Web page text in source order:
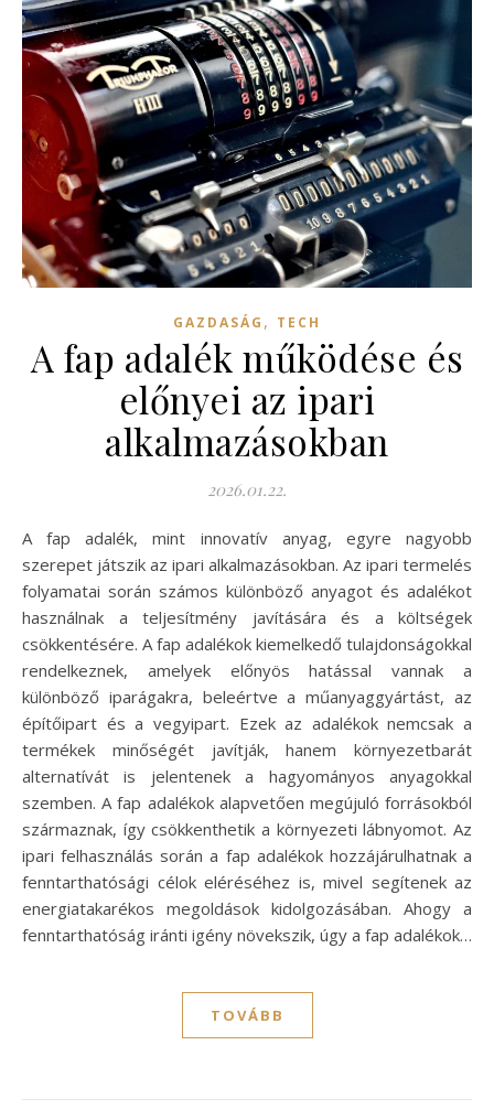
GAZDASÁG , TECH
A fap adalék működése és
előnyei az ipari
alkalmazásokban
2026.01.22.
A fap adalék, mint innovatív anyag, egyre nagyobb
szerepet játszik az ipari alkalmazásokban. Az ipari termelés
folyamatai során számos különböző anyagot és adalékot
használnak a teljesítmény javítására és a költségek
csökkentésére. A fap adalékok kiemelkedő tulajdonságokkal
rendelkeznek, amelyek előnyös hatással vannak a
különböző iparágakra, beleértve a műanyaggyártást, az
építőipart és a vegyipart. Ezek az adalékok nemcsak a
termékek minőségét javítják, hanem környezetbarát
alternatívát is jelentenek a hagyományos anyagokkal
szemben. A fap adalékok alapvetően megújuló forrásokból
származnak, így csökkenthetik a környezeti lábnyomot. Az
ipari felhasználás során a fap adalékok hozzájárulhatnak a
fenntarthatósági célok eléréséhez is, mivel segítenek az
energiatakarékos megoldások kidolgozásában. Ahogy a
fenntarthatóság iránti igény növekszik, úgy a fap adalékok…
TOVÁBB